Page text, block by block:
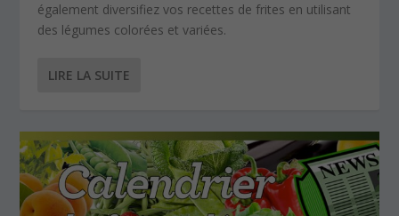
également diversifiez vos recettes de frites en utilisant
des légumes colorées et variées.
LIRE LA SUITE